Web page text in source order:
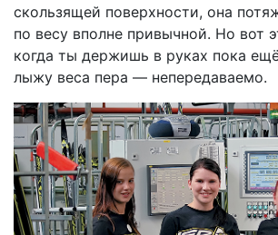
скользящей поверхности, она
по весу вполне привычной. Но
когда ты держишь в руках пока
лыжу веса пера — непередаваемо.